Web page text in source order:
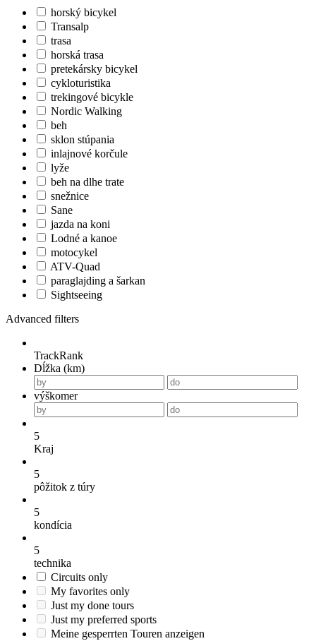
horský bicykel
Transalp
trasa
horská trasa
pretekársky bicykel
cykloturistika
trekingové bicykle
Nordic Walking
beh
sklon stúpania
inlajnové korčule
lyže
beh na dlhe trate
snežnice
Sane
jazda na koni
Lodné a kanoe
motocykel
ATV-Quad
paraglajding a šarkan
Sightseeing
Advanced filters
TrackRank
Dĺžka (km)
výškomer
5
Kraj
5
pôžitok z túry
5
kondícia
5
technika
Circuits only
My favorites only
Just my done tours
Just my preferred sports
Meine gesperrten Touren anzeigen